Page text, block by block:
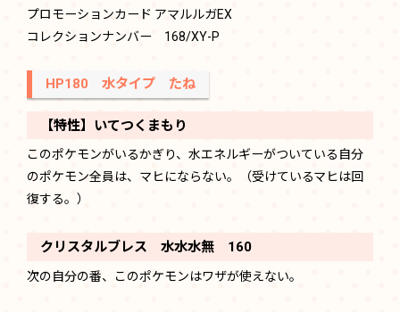
プロモーションカード アマルルガEX
コレクションナンバー 168/XY-P
HP180 水タイプ たね
【特性】いてつくまもり
このポケモンがいるかぎり、水エネルギーがついている自分
のポケモン全員は、マヒにならない。（受けているマヒは回
復する。）
クリスタルブレス 水水水無 160
次の自分の番、このポケモンはワザが使えない。